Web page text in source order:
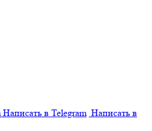
Написать в Telegram Написать в